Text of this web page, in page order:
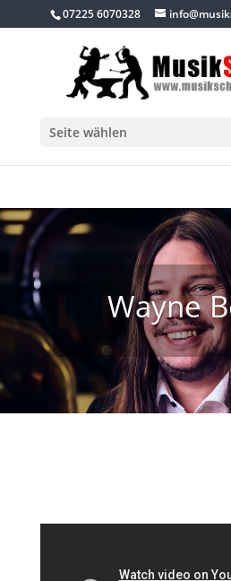
07225 6070328
Seite wählen
Wayne